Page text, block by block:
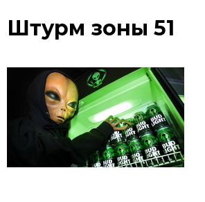
Штурм зоны 51